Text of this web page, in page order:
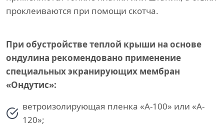
проклеиваются при помощи скотча.
При обустройстве теплой крыши на основе
ондулина рекомендовано применение
специальных экранирующих мембран
«Ондутис»:
ветроизолирующая пленка «A-100» или «A-
120»;